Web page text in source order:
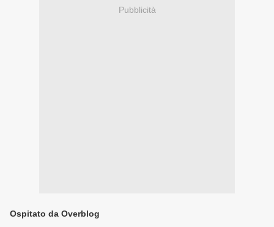
Pubblicità
Ospitato da Overblog